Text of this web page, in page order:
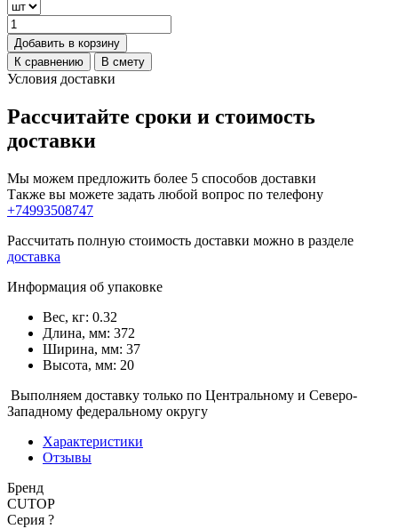
Добавить в корзину
К сравнению
В смету
Условия доставки
Рассчитайте сроки и стоимость
доставки
Мы можем предложить более 5 способов доставки
Также вы можете задать любой вопрос по телефону
+74993508747
Рассчитать полную стоимость доставки можно в разделе
доставка
Информация об упаковке
Вес, кг: 0.32
Длина, мм: 372
Ширина, мм: 37
Высота, мм: 20
Выполняем доставку только по Центральному и Северо-
Западному федеральному округу
Характеристики
Отзывы
Бренд
CUTOP
Серия ?